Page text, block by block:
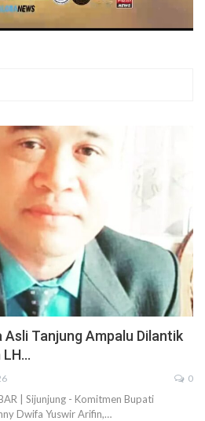
Tanjung Ampalu Dilantik
LH…
0
| Sijunjung - Komitmen Bupati
Dwifa Yuswir Arifin,…